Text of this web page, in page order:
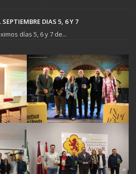
DIAS 5, 6 Y 7
días 5, 6 y 7 de...